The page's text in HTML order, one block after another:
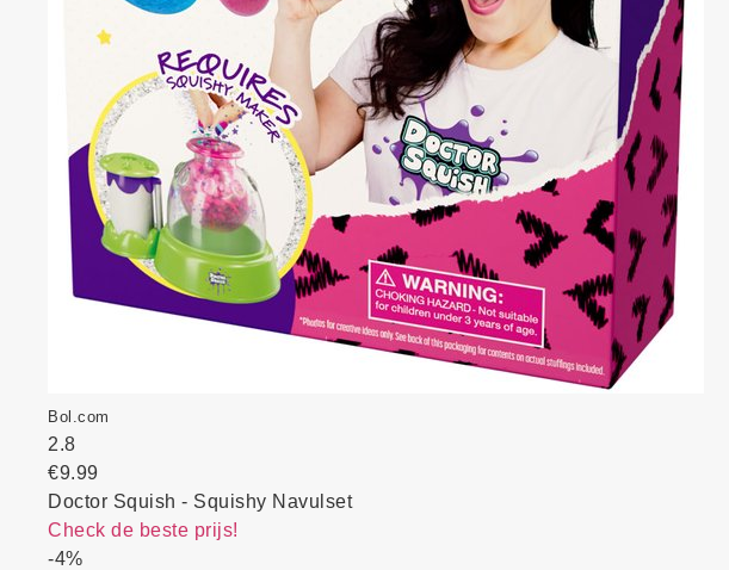
Bol.com
2.8
€9.99
Doctor Squish - Squishy Navulset
Check de beste prijs!
-4%